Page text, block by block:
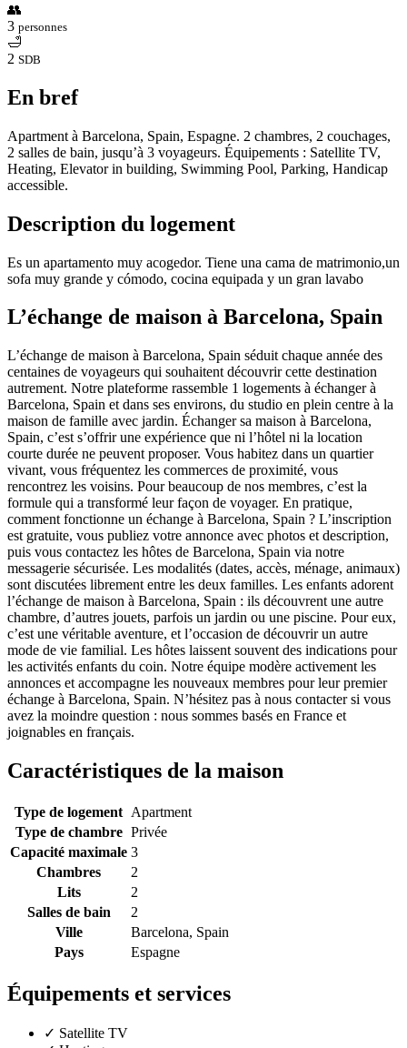
👥
3 personnes
🛁
2 SDB
En bref
Apartment à Barcelona, Spain, Espagne. 2 chambres, 2 couchages,
2 salles de bain, jusqu’à 3 voyageurs. Équipements : Satellite TV,
Heating, Elevator in building, Swimming Pool, Parking, Handicap
accessible.
Description du logement
Es un apartamento muy acogedor. Tiene una cama de matrimonio,un
sofa muy grande y cómodo, cocina equipada y un gran lavabo
L’échange de maison à Barcelona, Spain
L’échange de maison à Barcelona, Spain séduit chaque année des
centaines de voyageurs qui souhaitent découvrir cette destination
autrement. Notre plateforme rassemble 1 logements à échanger à
Barcelona, Spain et dans ses environs, du studio en plein centre à la
maison de famille avec jardin. Échanger sa maison à Barcelona,
Spain, c’est s’offrir une expérience que ni l’hôtel ni la location
courte durée ne peuvent proposer. Vous habitez dans un quartier
vivant, vous fréquentez les commerces de proximité, vous
rencontrez les voisins. Pour beaucoup de nos membres, c’est la
formule qui a transformé leur façon de voyager. En pratique,
comment fonctionne un échange à Barcelona, Spain ? L’inscription
est gratuite, vous publiez votre annonce avec photos et description,
puis vous contactez les hôtes de Barcelona, Spain via notre
messagerie sécurisée. Les modalités (dates, accès, ménage, animaux)
sont discutées librement entre les deux familles. Les enfants adorent
l’échange de maison à Barcelona, Spain : ils découvrent une autre
chambre, d’autres jouets, parfois un jardin ou une piscine. Pour eux,
c’est une véritable aventure, et l’occasion de découvrir un autre
mode de vie familial. Les hôtes laissent souvent des indications pour
les activités enfants du coin. Notre équipe modère activement les
annonces et accompagne les nouveaux membres pour leur premier
échange à Barcelona, Spain. N’hésitez pas à nous contacter si vous
avez la moindre question : nous sommes basés en France et
joignables en français.
Caractéristiques de la maison
Type de logement Apartment
Type de chambre Privée
Capacité maximale 3
Chambres
2
Lits
2
Salles de bain
2
Ville
Barcelona, Spain
Pays
Espagne
Équipements et services
✓ Satellite TV